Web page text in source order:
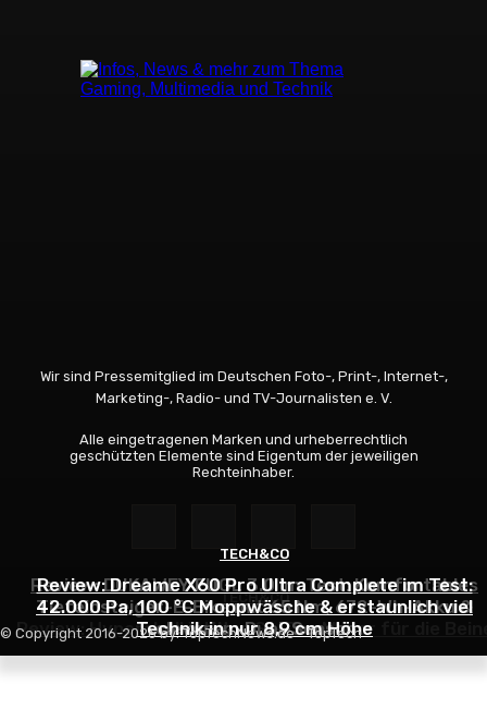
TECH&CO
Review: Hypershell X Ultra S – Der Motor für die
TECH&CO
Review: DUKAWEY FUGL 3.0 im Test: Komfortables
Tiefeinsteiger-E-Bike mit 65 Nm, 672-Wh-Akku &
cleverem Dual-Sensor
TECH&CO
Review: Dreame X60 Pro Ultra Complete im Test:
42.000 Pa, 100 °C Moppwäsche & erstaunlich viel
Technik in nur 8,9 cm Höhe
Wir sind Pressemitglied im Deutschen Foto-, Print-, Internet-,
Marketing-, Radio- und TV-Journalisten e. V.
Alle eingetragenen Marken und urheberrechtlich
geschützten Elemente sind Eigentum der jeweiligen
Rechteinhaber.
© Copyright 2016-2026 by: TopTechNews.de - TopTech